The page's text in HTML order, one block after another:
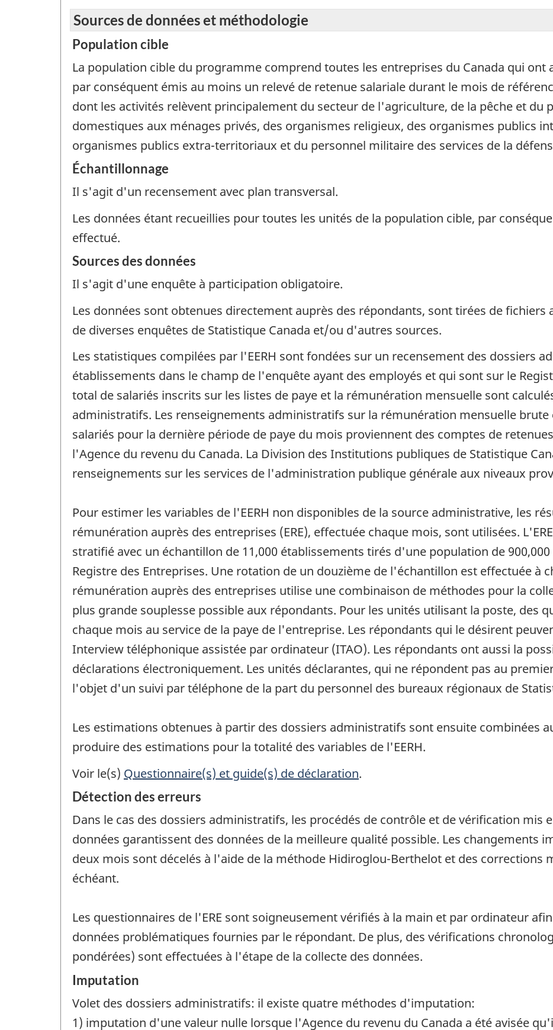
Sources de données et méthodologie
Population cible
La population cible du programme comprend toutes les entreprises du Canada qui
par conséquent émis au moins un relevé de retenue salariale durant le mois de
dont les activités relèvent principalement du secteur de l'agriculture, de la pêche et du
domestiques aux ménages privés, des organismes religieux, des organismes publics
organismes publics extra-territoriaux et du personnel militaire des services de la
Échantillonnage
Il s'agit d'un recensement avec plan transversal.
Les données étant recueillies pour toutes les unités de la population cible, par
effectué.
Sources des données
Il s'agit d'une enquête à participation obligatoire.
Les données sont obtenues directement auprès des répondants, sont tirées de
de diverses enquêtes de Statistique Canada et/ou d'autres sources.
Les statistiques compilées par l'EERH sont fondées sur un recensement des dossiers
établissements dans le champ de l'enquête ayant des employés et qui sont sur le
total de salariés inscrits sur les listes de paye et la rémunération mensuelle sont
administratifs. Les renseignements administratifs sur la rémunération mensuelle
salariés pour la dernière période de paye du mois proviennent des comptes de
l'Agence du revenu du Canada. La Division des Institutions publiques de Statistique
renseignements sur les services de l'administration publique générale aux niveaux
Pour estimer les variables de l'EERH non disponibles de la source administrative, les
rémunération auprès des entreprises (ERE), effectuée chaque mois, sont utilisées.
stratifié avec un échantillon de 11,000 établissements tirés d'une population de
Registre des Entreprises. Une rotation de un douzième de l'échantillon est effectuée à
rémunération auprès des entreprises utilise une combinaison de méthodes pour la
plus grande souplesse possible aux répondants. Pour les unités utilisant la poste, des
chaque mois au service de la paye de l'entreprise. Les répondants qui le désirent
Interview téléphonique assistée par ordinateur (ITAO). Les répondants ont aussi la
déclarations électroniquement. Les unités déclarantes, qui ne répondent pas au
l'objet d'un suivi par téléphone de la part du personnel des bureaux régionaux de
Les estimations obtenues à partir des dossiers administratifs sont ensuite combinées
produire des estimations pour la totalité des variables de l'EERH.
Voir le(s) Questionnaire(s) et guide(s) de déclaration.
Détection des erreurs
Dans le cas des dossiers administratifs, les procédés de contrôle et de vérification mis
données garantissent des données de la meilleure qualité possible. Les changements
deux mois sont décelés à l'aide de la méthode Hidiroglou-Berthelot et des corrections
échéant.
Les questionnaires de l'ERE sont soigneusement vérifiés à la main et par ordinateur
données problématiques fournies par le répondant. De plus, des vérifications
pondérées) sont effectuées à l'étape de la collecte des données.
Imputation
Volet des dossiers administratifs: il existe quatre méthodes d'imputation:
1) imputation d'une valeur nulle lorsque l'Agence du revenu du Canada a été avisée